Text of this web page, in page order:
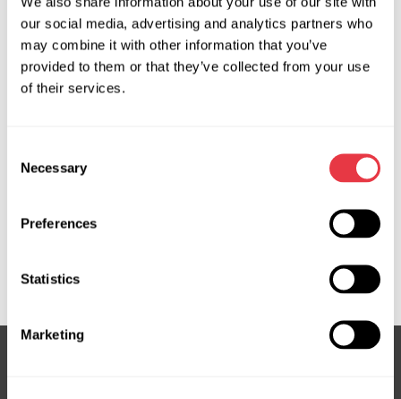
our social media, advertising and analytics partners who
may combine it with other information that you’ve
provided to them or that they’ve collected from your use
of their services.
Selection
Necessary
Preferences
Statistics
Marketing
MS33404, 011003001158R, 157501200500,
157502200500, 157503230500, 2027920HOE, 240028,
2719126B, 2723564, 2723564E, 2726652, 2726656,
2726689, 3015H021, 3630007000, 3630007100,
5241222308, 5241252008, 556404RIV, 556590RIV,
615002, 723564, 9092266, A3766VALEO, AEG9022,
CAS32H00GS, CMAH00, CVAH02, IBSG4U022,
UD102347VALEOA